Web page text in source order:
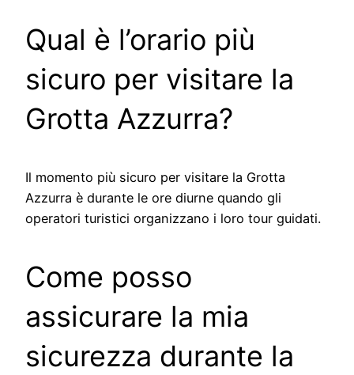
Qual è l’orario più
sicuro per visitare la
Grotta Azzurra?
Il momento più sicuro per visitare la Grotta
Azzurra è durante le ore diurne quando gli
operatori turistici organizzano i loro tour guidati.
Come posso
assicurare la mia
sicurezza durante la